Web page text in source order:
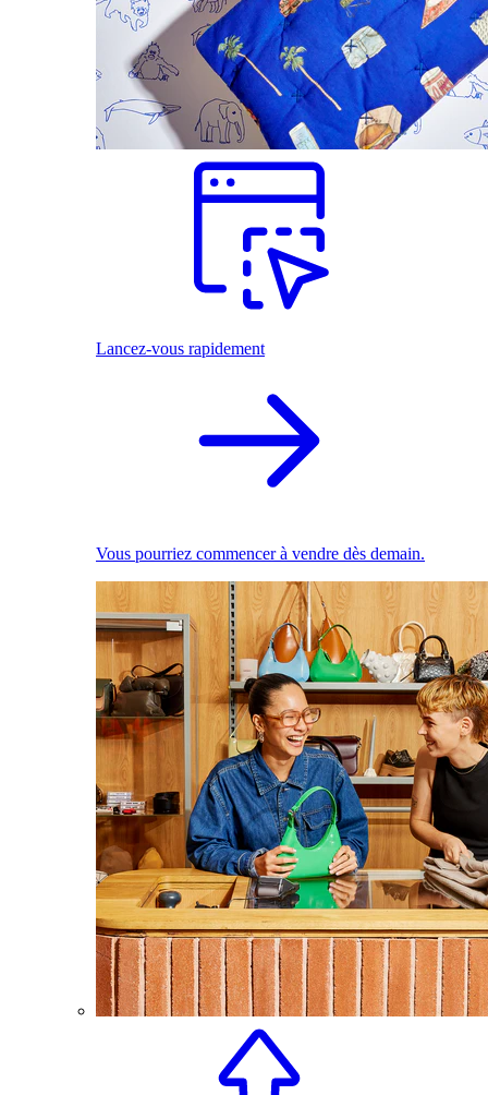
Lancez-vous rapidement
Vous pourriez commencer à vendre dès demain.